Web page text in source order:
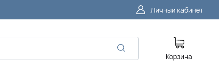
Личный кабинет
Корзина